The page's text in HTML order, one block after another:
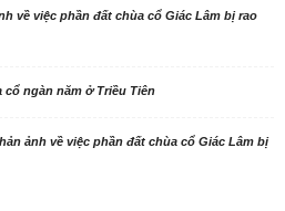
về việc phần đất chùa cổ Giác Lâm bị rao
cổ ngàn năm ở Triều Tiên
ảnh về việc phần đất chùa cổ Giác Lâm bị